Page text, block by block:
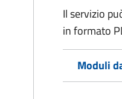
Il servizio
in formato
Moduli